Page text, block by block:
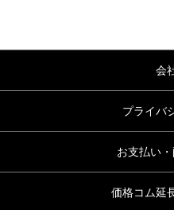
会
プライバ
お支払い
価格コム延